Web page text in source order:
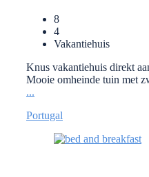
8
4
Vakantiehuis
Knus vakantiehuis direkt
Mooie omheinde tuin met
...
Portugal